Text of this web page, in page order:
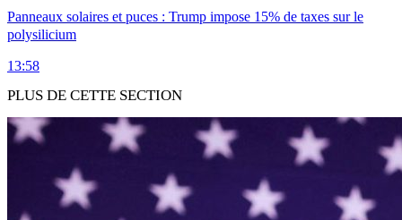
Panneaux solaires et puces : Trump impose 15% de taxes sur le
polysilicium
13:58
PLUS DE CETTE SECTION